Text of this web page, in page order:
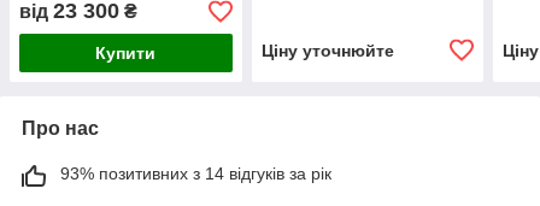
від 23 300 ₴
Купити
Ціну уточнюйте
Про нас
93% позитивних з 14 відгуків за рік